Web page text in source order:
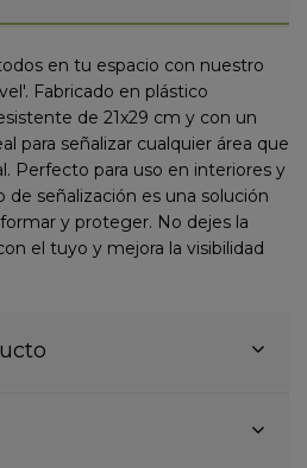
en tu espacio con nuestro
Fabricado en plástico
de 21x29 cm y con un
para señalizar cualquier área que
Perfecto para uso en interiores y
señalización es una solución
y proteger. No dejes la
el tuyo y mejora la visibilidad